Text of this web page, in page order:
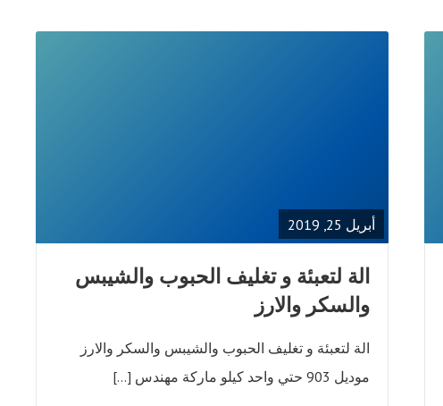
أبريل 25, 2019
الة لتعبئة و تغليف الحبوب والشيبس
والسكر والارز
الة لتعبئة و تغليف الحبوب والشيبس والسكر والارز
موديل 903 حتي واحد كيلو ماركة مهندس […]